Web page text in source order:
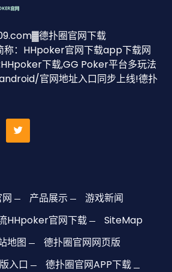
德扑圈官网下载
：HHpoker官网下载app下载网
下载,GG Poker平台多玩法
官网地址入口同步上线!德扑
产品展示
游戏新闻
HHpoker官网下载
SiteMap
地图
德扑圈官网网页版
入口
德扑圈官网APP下载